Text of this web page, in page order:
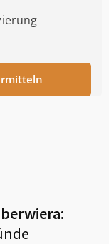
: